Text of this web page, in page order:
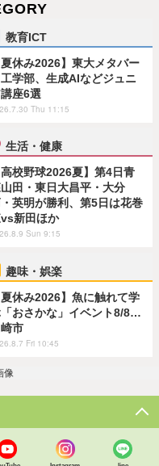
教育ICT
夏休み2026】東大メタバー
工学部、生成AIなどジュニ
座6選
Thu 11:15
生活・健康
高校野球2026夏】第4日青
田・東日大昌平・大分
英明が勝利、第5日は花巻
新田ほか
Sun 9:15
趣味・娯楽
夏休み2026】魚に触れて学
おさかな」イベント8/8…
市
Fri 10:45
像